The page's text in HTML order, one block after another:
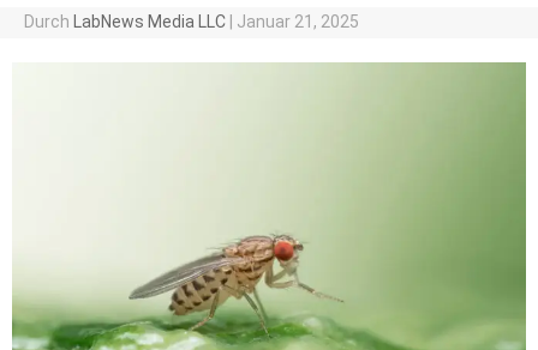
Durch LabNews Media LLC Januar 21, 2025